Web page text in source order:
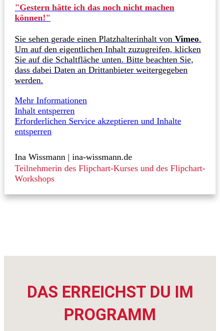
"Gestern hätte ich das noch nicht machen
können!"
Sie sehen gerade einen Platzhalterinhalt von Vimeo.
Um auf den eigentlichen Inhalt zuzugreifen, klicken
Sie auf die Schaltfläche unten. Bitte beachten Sie,
dass dabei Daten an Drittanbieter weitergegeben
werden.
Mehr Informationen
Inhalt entsperren
Erforderlichen Service akzeptieren und Inhalte
entsperren
Ina Wissmann | ina-wissmann.de
Teilnehmerin des Flipchart-Kurses und des Flipchart-
Workshops
DAS ERREICHST DU IM
PROGRAMM